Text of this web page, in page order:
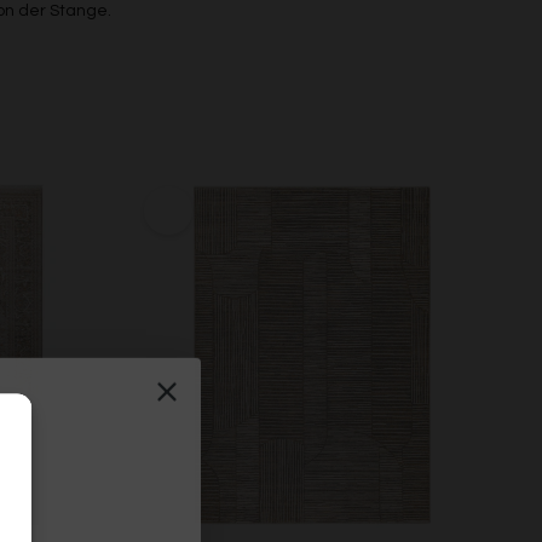
der Stange.